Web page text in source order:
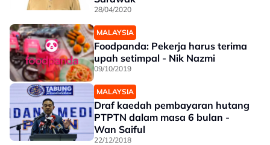
28/04/2020
MALAYSIA
Foodpanda: Pekerja harus terima
upah setimpal - Nik Nazmi
09/10/2019
MALAYSIA
Draf kaedah pembayaran hutang
PTPTN dalam masa 6 bulan -
Wan Saiful
22/12/2018